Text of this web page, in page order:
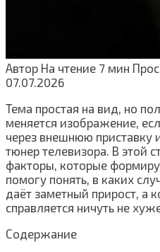
Автор На чтение 7 мин
07.07.2026
Тема простая на вид, но
меняется изображение,
через внешнюю приставку
тюнер телевизора. В этой
факторы, которые
помогу понять, в каких
даёт заметный прирост, а
справляется ничуть не
Содержание